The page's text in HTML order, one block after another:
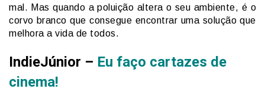
mal. Mas quando a poluição altera o seu ambiente, é o
corvo branco que consegue encontrar uma solução que
melhora a vida de todos.
IndieJúnior – Eu faço cartazes de
cinema!